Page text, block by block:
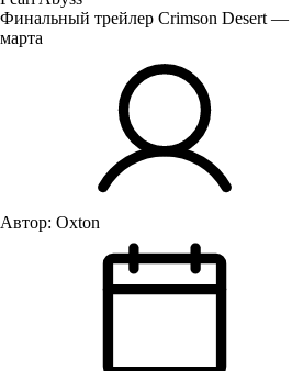
Финальный трейлер Crimson Desert —
марта
Автор: Oxton